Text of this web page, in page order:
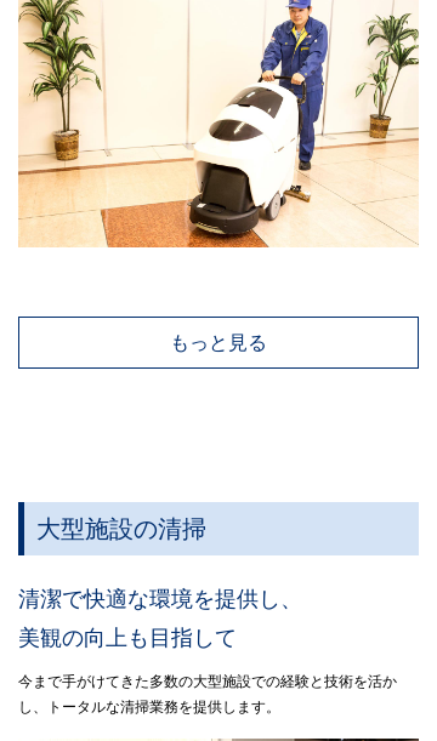
もっと見る
大型施設の清掃
清潔で快適な環境を提供し、
美観の向上も目指して
今まで手がけてきた多数の大型施設での経験と技術を活か
し、トータルな清掃業務を提供します。